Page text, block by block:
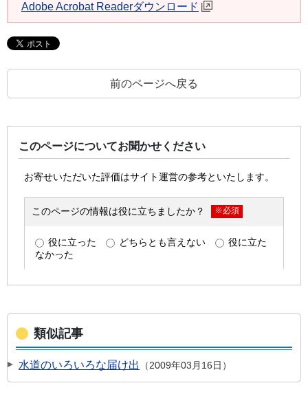
Adobe Acrobat Readerダウンロード
前のページへ戻る
このページについてお聞かせください
類似記事
水道のいろいろな届け出 2009年03月16日